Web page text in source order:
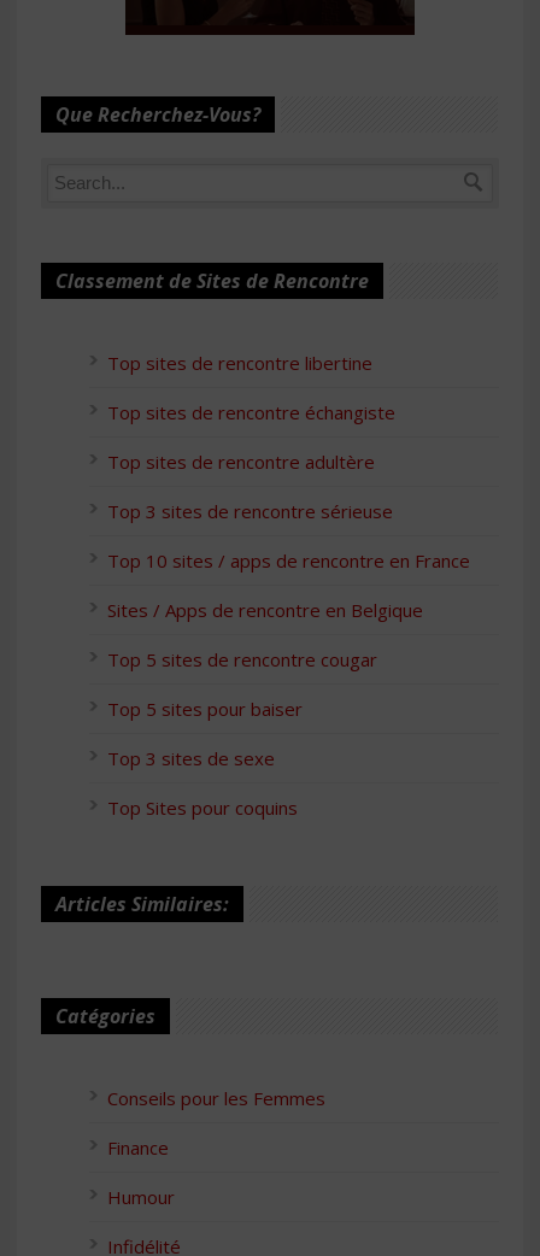
Que Recherchez-Vous?
Classement de Sites de Rencontre
Top sites de rencontre libertine
Top sites de rencontre échangiste
Top sites de rencontre adultère
Top 3 sites de rencontre sérieuse
Top 10 sites / apps de rencontre en France
Sites / Apps de rencontre en Belgique
Top 5 sites de rencontre cougar
Top 5 sites pour baiser
Top 3 sites de sexe
Top Sites pour coquins
Articles Similaires:
Catégories
Conseils pour les Femmes
Finance
Humour
Infidélité